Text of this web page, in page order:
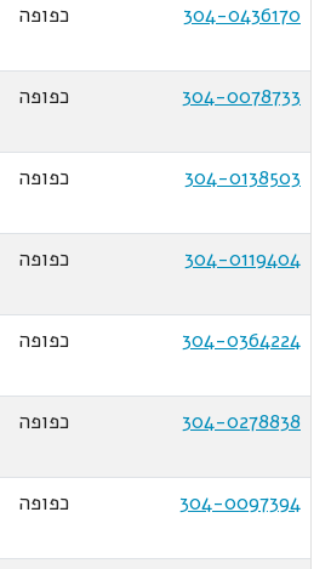
304-0436170
כפופה
304-0078733
כפופה
304-0138503
כפופה
304-0119404
כפופה
304-0364224
כפופה
304-0278838
כפופה
304-0097394
כפופה